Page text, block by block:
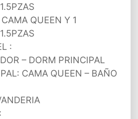
QUEEN Y 1
:
– DORM PRINCIPAL
CAMA QUEEN – BAÑO